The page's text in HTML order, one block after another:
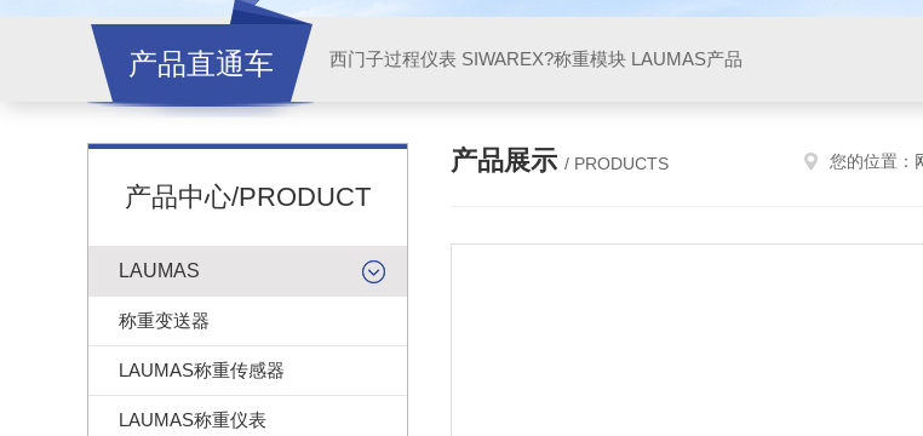
产品直通车 西门子过程仪表 SIWAREX?称重模块 LAUMAS产品
产品中心/PRODUCT
LAUMAS
称重变送器
LAUMAS称重传感器
LAUMAS称重仪表
产品展示 / PRODUCTS 您的位置：